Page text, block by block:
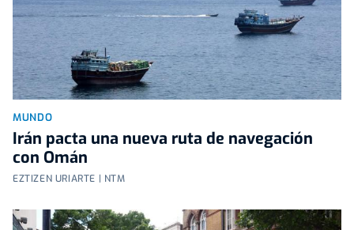
MUNDO
Irán pacta una nueva ruta de navegación
con Omán
EZTIZEN URIARTE | NTM